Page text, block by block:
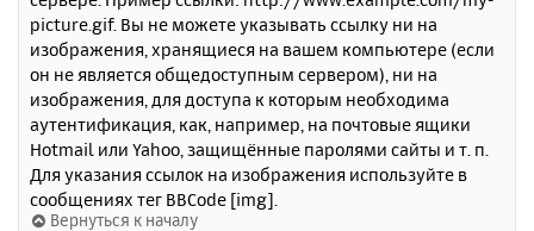
picture.gif. Вы не можете указывать ссылку ни на
изображения, хранящиеся на вашем компьютере (если
он не является общедоступным сервером), ни на
изображения, для доступа к которым необходима
аутентификация, как, например, на почтовые ящики
Hotmail или Yahoo, защищённые паролями сайты и т. п.
Для указания ссылок на изображения используйте в
сообщениях тег BBCode [img].
Вернуться к началу